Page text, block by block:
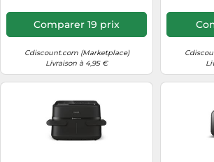
Comparer 19 prix
Cdiscount.com (Marketplace)
Livraison à 4,95 €